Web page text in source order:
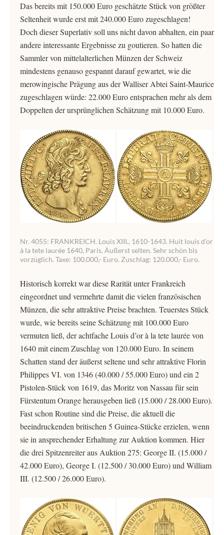
Das bereits mit 150.000 Euro geschätzte Stück von größter
Seltenheit wurde erst mit 240.000 Euro zugeschlagen!
Doch dieser Superlativ soll uns nicht davon abhalten, ein paar
andere interessante Ergebnisse zu goutieren. So hatten die
Sammler von mittelalterlichen Münzen der Schweiz
mindestens genauso gespannt darauf gewartet, wie die
merowingische Prägung aus der Walliser Abtei Saint-Maurice
zugeschlagen würde: 22.000 Euro entsprachen mehr als dem
Doppelten der ursprünglichen Schätzung mit 10.000 Euro.
Nr. 4055: FRANKREICH. Louis XIII., 1610-1643. Huit louis d’or
à la tete laurée 1640, Paris. Äußerst selten. Sehr schön bis
vorzüglich. Taxe: 100.000,- Euro. Zuschlag: 120.000,- Euro.
Historisch korrekt war diese Rarität unter Frankreich
eingeordnet und vermehrte damit die vielen französischen
Münzen, die sehr attraktive Preise brachten. Teuerstes Stück
wurde, wie bereits seine Schätzung mit 100.000 Euro
vermuten ließ, der achtfache Louis d’or à la tete laurée von
1640 mit einem Zuschlag von 120.000 Euro. In seinem
Schatten stand der äußerst seltene und sehr attraktive Florin
Philippes VI. von 1346 (40.000 / 55.000 Euro) und ein 2
Pistolen-Stück von 1619, das Moritz von Nassau für sein
Fürstentum Orange herausgeben ließ (15.000 / 28.000 Euro).
Fast schon Routine sind die Preise, die aktuell die
beeindruckenden britischen 5 Guinea-Stücke erzielen, wenn
sie in ansprechender Erhaltung zur Auktion kommen. Hier
die drei Spitzenreiter aus Auktion 275: George II. (15.000 /
42.000 Euro), George I. (12.500 / 30.000 Euro) und William
III. (12.500 / 26.000 Euro).